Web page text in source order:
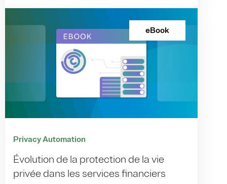
eBook
Privacy Automation
Évolution de la protection de la vie
privée dans les services financiers